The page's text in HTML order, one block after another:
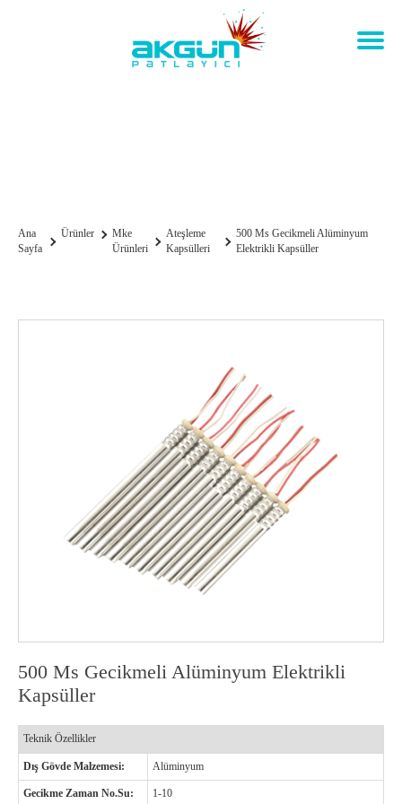
Ana
Sayfa
Ürünler
Mke
Ürünleri
Ateşleme
Kapsülleri
500 Ms Gecikmeli Alüminyum
Elektrikli Kapsüller
500 Ms Gecikmeli Alüminyum Elektrikli
Kapsüller
Teknik Özellikler
Dış Gövde Malzemesi: Alüminyum
Gecikme Zaman No.Su: 1-10